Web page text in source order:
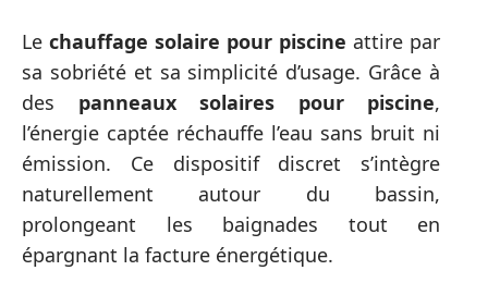
Le chauffage solaire pour piscine attire par
sa sobriété et sa simplicité d’usage. Grâce à
des panneaux solaires pour piscine,
l’énergie captée réchauffe l’eau sans bruit ni
émission. Ce dispositif discret s’intègre
naturellement autour du bassin,
prolongeant les baignades tout en
épargnant la facture énergétique.